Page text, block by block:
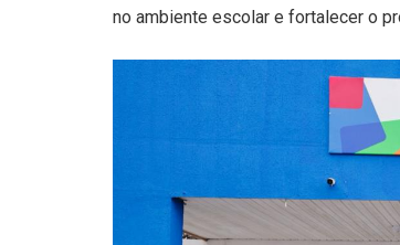
no ambiente escolar e fortalecer o